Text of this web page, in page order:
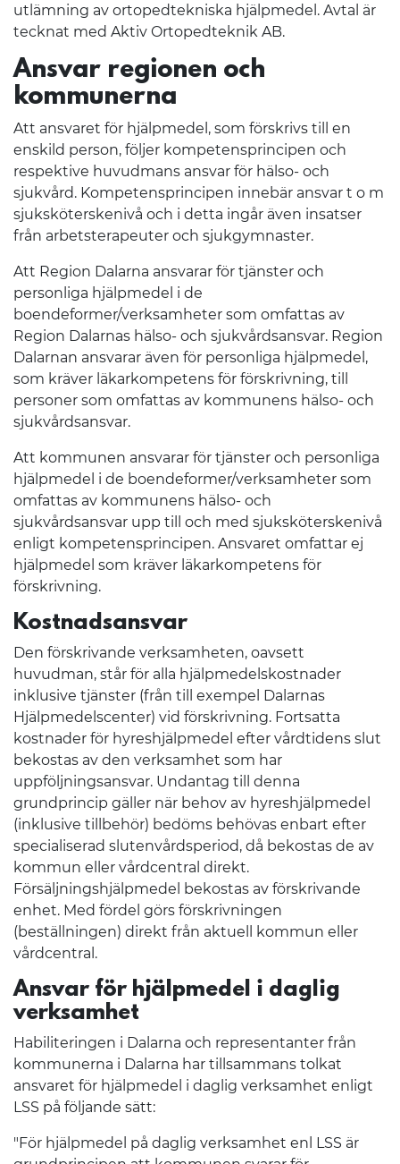
utlämning av ortopedtekniska hjälpmedel. Avtal är
tecknat med Aktiv Ortopedteknik AB.
Ansvar regionen och
kommunerna
Att ansvaret för hjälpmedel, som förskrivs till en
enskild person, följer kompetensprincipen och
respektive huvudmans ansvar för hälso- och
sjukvård. Kompetensprincipen innebär ansvar t o m
sjuksköterskenivå och i detta ingår även insatser
från arbetsterapeuter och sjukgymnaster.
Att Region Dalarna ansvarar för tjänster och
personliga hjälpmedel i de
boendeformer/verksamheter som omfattas av
Region Dalarnas hälso- och sjukvårdsansvar. Region
Dalarnan ansvarar även för personliga hjälpmedel,
som kräver läkarkompetens för förskrivning, till
personer som omfattas av kommunens hälso- och
sjukvårdsansvar.
Att kommunen ansvarar för tjänster och personliga
hjälpmedel i de boendeformer/verksamheter som
omfattas av kommunens hälso- och
sjukvårdsansvar upp till och med sjuksköterskenivå
enligt kompetensprincipen. Ansvaret omfattar ej
hjälpmedel som kräver läkarkompetens för
förskrivning.
Kostnadsansvar
Den förskrivande verksamheten, oavsett
huvudman, står för alla hjälpmedelskostnader
inklusive tjänster (från till exempel Dalarnas
Hjälpmedelscenter) vid förskrivning. Fortsatta
kostnader för hyreshjälpmedel efter vårdtidens slut
bekostas av den verksamhet som har
uppföljningsansvar. Undantag till denna
grundprincip gäller när behov av hyreshjälpmedel
(inklusive tillbehör) bedöms behövas enbart efter
specialiserad slutenvårdsperiod, då bekostas de av
kommun eller vårdcentral direkt.
Försäljningshjälpmedel bekostas av förskrivande
enhet. Med fördel görs förskrivningen
(beställningen) direkt från aktuell kommun eller
vårdcentral.
Ansvar för hjälpmedel i daglig
verksamhet
Habiliteringen i Dalarna och representanter från
kommunerna i Dalarna har tillsammans tolkat
ansvaret för hjälpmedel i daglig verksamhet enligt
LSS på följande sätt:
"För hjälpmedel på daglig verksamhet enl LSS är